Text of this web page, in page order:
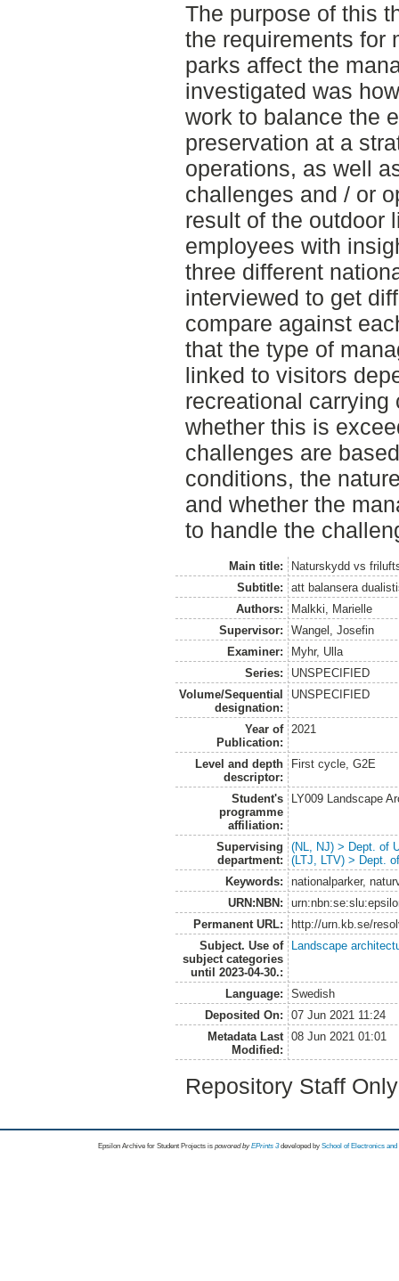
The purpose of this
the requirements for
parks affect the
investigated was
work to balance the
preservation at a
operations, as well
challenges and / or
result of the outdoor
employees with
three different
interviewed to get
compare against
that the type of
linked to visitors
recreational
whether this is
challenges are
conditions, the
and whether the
to handle the
Main title:
Naturskydd vs
Subtitle:
att balansera
Authors:
Malkki, Marielle
Supervisor:
Wangel, Josefin
Examiner:
Myhr, Ulla
Series:
UNSPECIFIED
Volume/Sequential
designation:
UNSPECIFIED
Year of
Publication:
2021
Level and depth
descriptor:
First cycle, G2E
Student's
programme
affiliation:
LY009 Landscape
Supervising
department:
(NL, NJ) > Dept. of
(LTJ, LTV) > Dept.
Keywords:
nationalparker,
URN:NBN:
Permanent URL:
http://urn.kb.se/
Subject. Use of
subject categories
until 2023-04-30.:
Landscape
Language:
Swedish
Deposited On:
07 Jun 2021 11:24
Metadata Last
Modified:
08 Jun 2021 01:01
Repository Staff
Epsilon Archive for Student Projects is powored byEPrints 3 developed by School of Electronics